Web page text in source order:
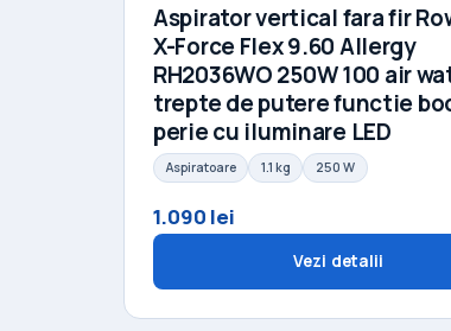
Aspirator vertical fara fir
X-Force Flex 9.60 Allergy
RH2036WO 250W 100 air
trepte de putere functie
perie cu iluminare LED
Aspiratoare 1.1 kg 250 W
1.090 lei
Vezi detalii